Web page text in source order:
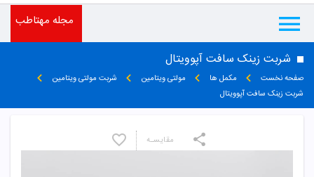
مجله مهتاطب
شربت زینک سافت آپوویتال
صفحه نخست مکمل ها مولتی ویتامین
شربت مولتی ویتامین
شربت زینک سافت آپوویتال
مقایسـه